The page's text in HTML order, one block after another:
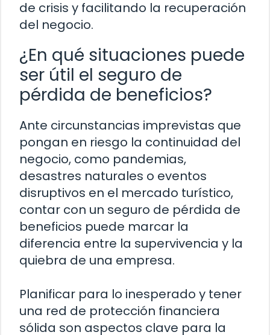
de crisis y facilitando la recuperación
del negocio.
¿En qué situaciones puede
ser útil el seguro de
pérdida de beneficios?
Ante circunstancias imprevistas que
pongan en riesgo la continuidad del
negocio, como pandemias,
desastres naturales o eventos
disruptivos en el mercado turístico,
contar con un seguro de pérdida de
beneficios puede marcar la
diferencia entre la supervivencia y la
quiebra de una empresa.
Planificar para lo inesperado y tener
una red de protección financiera
sólida son aspectos clave para la